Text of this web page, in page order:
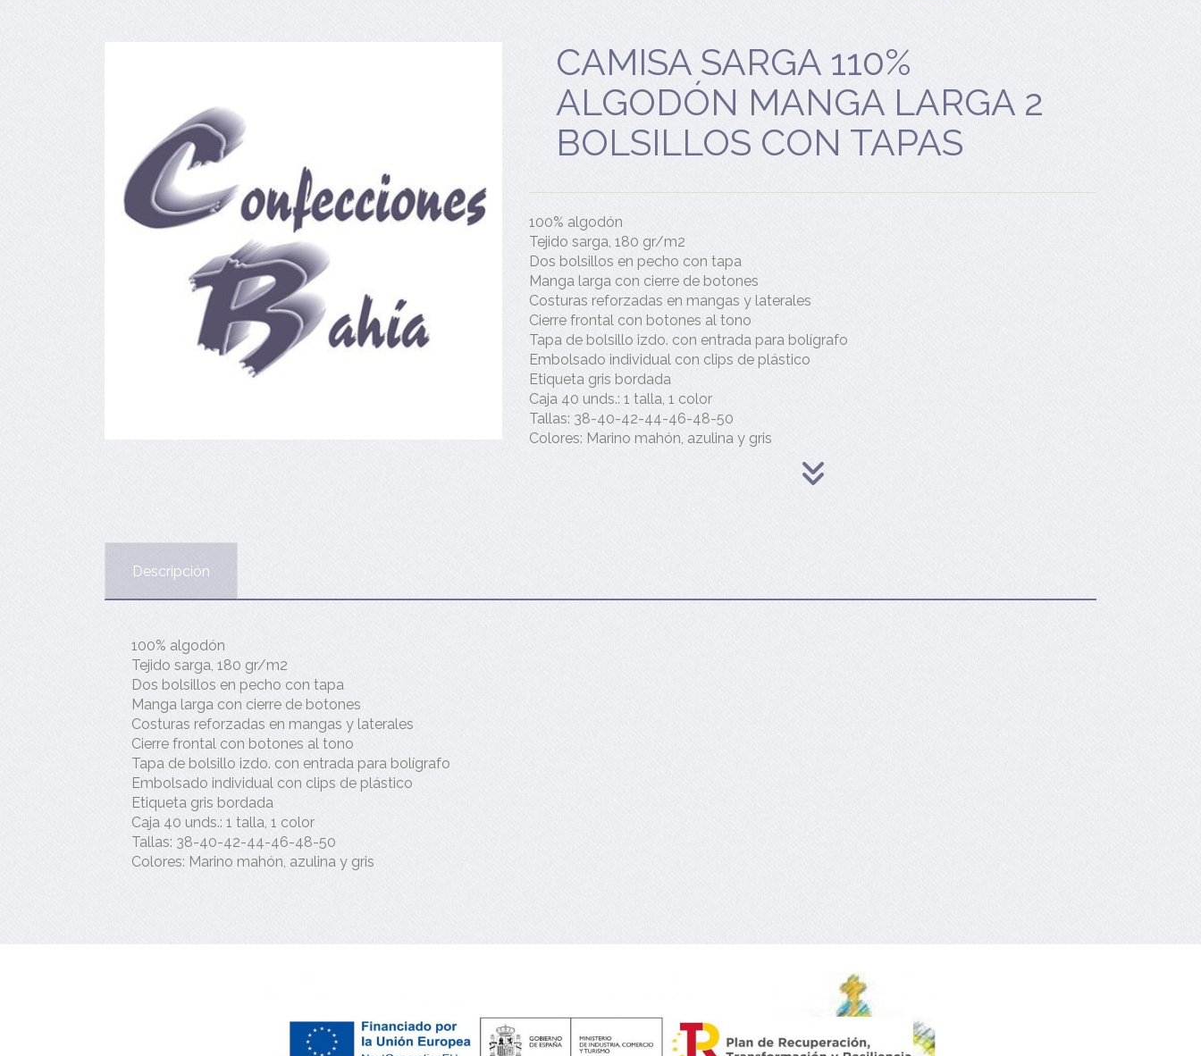
CAMISA SARGA 110%
ALGODÓN MANGA LARGA 2
BOLSILLOS CON TAPAS
100% algodón
Tejido sarga, 180 gr/m2
Dos bolsillos en pecho con tapa
Manga larga con cierre de botones
Costuras reforzadas en mangas y laterales
Cierre frontal con botones al tono
Tapa de bolsillo izdo. con entrada para bolígrafo
Embolsado individual con clips de plástico
Etiqueta gris bordada
Caja 40 unds.: 1 talla, 1 color
Tallas: 38-40-42-44-46-48-50
Colores: Marino mahón, azulina y gris
Descripción
100% algodón
Tejido sarga, 180 gr/m2
Dos bolsillos en pecho con tapa
Manga larga con cierre de botones
Costuras reforzadas en mangas y laterales
Cierre frontal con botones al tono
Tapa de bolsillo izdo. con entrada para bolígrafo
Embolsado individual con clips de plástico
Etiqueta gris bordada
Caja 40 unds.: 1 talla, 1 color
Tallas: 38-40-42-44-46-48-50
Colores: Marino mahón, azulina y gris